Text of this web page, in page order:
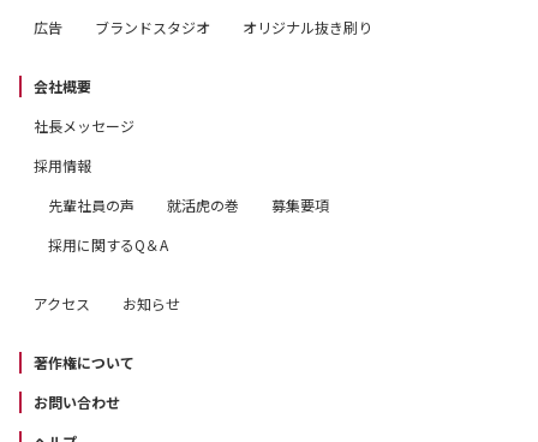
広告
ブランドスタジオ オリジナル抜き刷り
会社概要
社長メッセージ
採用情報
先輩社員の声
就活虎の巻
募集要項
採用に関するQ＆A
アクセス お知らせ
著作権について
お問い合わせ